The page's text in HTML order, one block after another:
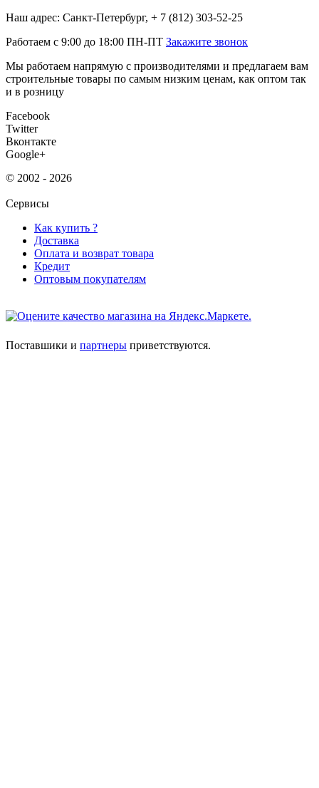
Наш адрес: Санкт-Петербург, + 7 (812) 303-52-25
Работаем с 9:00 до 18:00 ПН-ПТ Закажите звонок
Мы работаем напрямую с производителями и предлагаем вам
строительные товары по самым низким ценам, как оптом так
и в розницу
Facebook
Twitter
Вконтакте
Google+
© 2002 - 2026
Сервисы
Как купить ?
Доставка
Оплата и возврат товара
Кредит
Оптовым покупателям
Поставшики и партнеры приветствуются.